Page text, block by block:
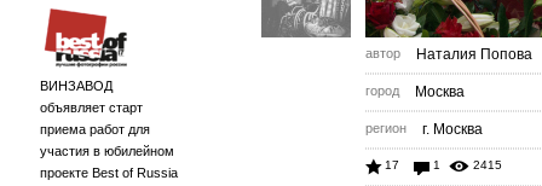
ВИНЗАВОД
объявляет старт
приема работ для
участия в юбилейном
проекте Best of Russia
автор Наталия Попова
город Москва
регион г. Москва
17 1 2415